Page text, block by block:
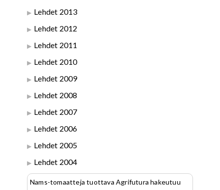
Lehdet 2013
Lehdet 2012
Lehdet 2011
Lehdet 2010
Lehdet 2009
Lehdet 2008
Lehdet 2007
Lehdet 2006
Lehdet 2005
Lehdet 2004
Nams-tomaatteja tuottava Agrifutura hakeutuu